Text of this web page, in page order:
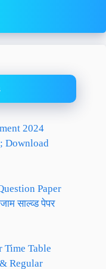
2024
Download
Paper
साल्व्ड पेपर
Time Table
Regular